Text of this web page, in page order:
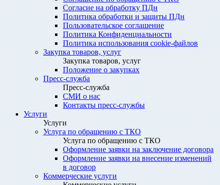
Согласие на обработку ПДн
Политика обработки и защиты ПДн
Пользовательское соглашение
Политика Конфиденциальности
Политика использования cookie-файлов
Закупка товаров, услуг
Закупка товаров, услуг
Положение о закупках
Пресс-служба
Пресс-служба
СМИ о нас
Контакты пресс-службы
Услуги
Услуги
Услуга по обращению с ТКО
Услуга по обращению с ТКО
Оформление заявки на заключение договора
Оформление заявки на внесение изменений
в договор
Коммерческие услуги